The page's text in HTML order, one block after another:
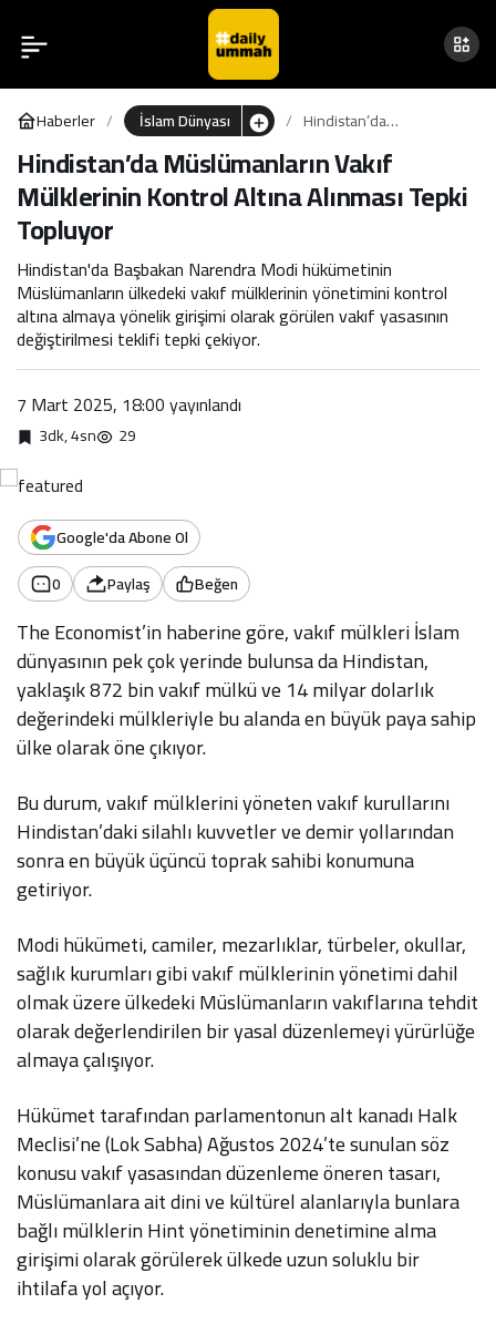
Haberler İslam Dünyası
Hindistan’da
Müslümanların Vakıf
Mülklerinin Kontrol Altına
Alınması Tepki Topluyor
Hindistan’da Müslümanların Vakıf
Mülklerinin Kontrol Altına Alınması Tepki
Topluyor
Hindistan'da Başbakan Narendra Modi hükümetinin
Müslümanların ülkedeki vakıf mülklerinin yönetimini kontrol
altına almaya yönelik girişimi olarak görülen vakıf yasasının
değiştirilmesi teklifi tepki çekiyor.
7 Mart 2025, 18:00yayınlandı
3dk, 4sn 29
Google'da Abone Ol
0
Paylaş Beğen
The Economist’in haberine göre, vakıf mülkleri İslam
dünyasının pek çok yerinde bulunsa da Hindistan,
yaklaşık 872 bin vakıf mülkü ve 14 milyar dolarlık
değerindeki mülkleriyle bu alanda en büyük paya sahip
ülke olarak öne çıkıyor.
Bu durum, vakıf mülklerini yöneten vakıf kurullarını
Hindistan’daki silahlı kuvvetler ve demir yollarından
sonra en büyük üçüncü toprak sahibi konumuna
getiriyor.
Modi hükümeti, camiler, mezarlıklar, türbeler, okullar,
sağlık kurumları gibi vakıf mülklerinin yönetimi dahil
olmak üzere ülkedeki Müslümanların vakıflarına tehdit
olarak değerlendirilen bir yasal düzenlemeyi yürürlüğe
almaya çalışıyor.
Hükümet tarafından parlamentonun alt kanadı Halk
Meclisi’ne (Lok Sabha) Ağustos 2024’te sunulan söz
konusu vakıf yasasından düzenleme öneren tasarı,
Müslümanlara ait dini ve kültürel alanlarıyla bunlara
bağlı mülklerin Hint yönetiminin denetimine alma
girişimi olarak görülerek ülkede uzun soluklu bir
ihtilafa yol açıyor.
Hindistan’da
Müslümanların Vakıf
Mülklerinin Kontrol Altına
Alınması Tepki Topluyor
0